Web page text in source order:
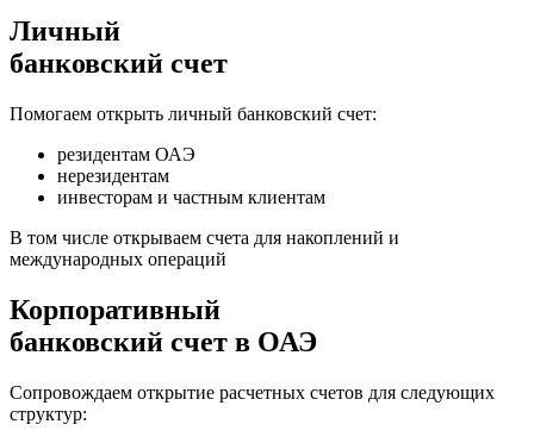
Личный
банковский счет
Помогаем открыть личный банковский счет:
резидентам ОАЭ
нерезидентам
инвесторам и частным клиентам
В том числе открываем счета для накоплений и
международных операций
Корпоративный
банковский счет в ОАЭ
Сопровождаем открытие расчетных счетов для следующих
структур: